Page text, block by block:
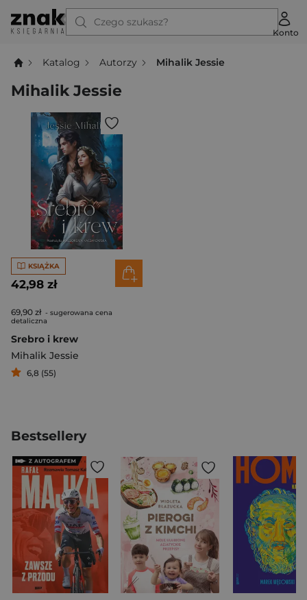
Czego szukasz?
Konto
Katalog Autorzy Mihalik Jessie
Mihalik Jessie
KSIĄŻKA
42,98 zł
69,90 zł - sugerowana cena
detaliczna
Srebro i krew
Mihalik Jessie
6,8 (55)
Bestsellery